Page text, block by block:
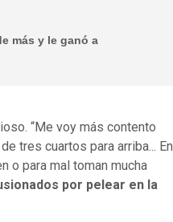
más y le ganó a
“Me voy más contento
tres cuartos para arriba... En
o para mal toman mucha
por pelear en la